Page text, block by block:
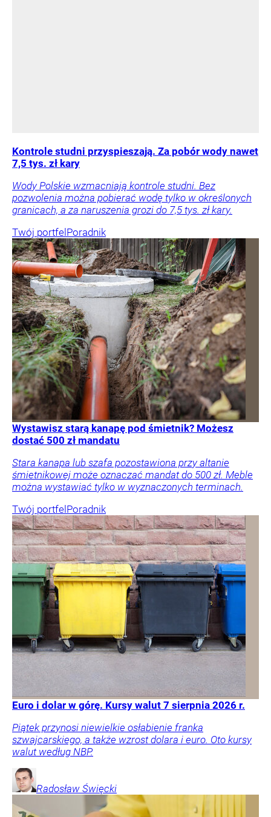
Kontrole studni przyspieszają. Za pobór wody nawet
7,5 tys. zł kary
Wody Polskie wzmacniają kontrole studni. Bez
pozwolenia można pobierać wodę tylko w określonych
granicach, a za naruszenia grozi do 7,5 tys. zł kary.
Twój portfelPoradnik
Wystawisz starą kanapę pod śmietnik? Możesz
dostać 500 zł mandatu
Stara kanapa lub szafa pozostawiona przy altanie
śmietnikowej może oznaczać mandat do 500 zł. Meble
można wystawiać tylko w wyznaczonych terminach.
Twój portfelPoradnik
Euro i dolar w górę. Kursy walut 7 sierpnia 2026 r.
Piątek przynosi niewielkie osłabienie franka
szwajcarskiego, a także wzrost dolara i euro. Oto kursy
walut według NBP.
Radosław Święcki